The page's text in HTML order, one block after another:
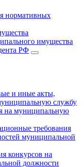
нормативных
имущества
РФ
и иные акты,
службу
на муниципальную
требования
муниципальной
конкурсов на
должности